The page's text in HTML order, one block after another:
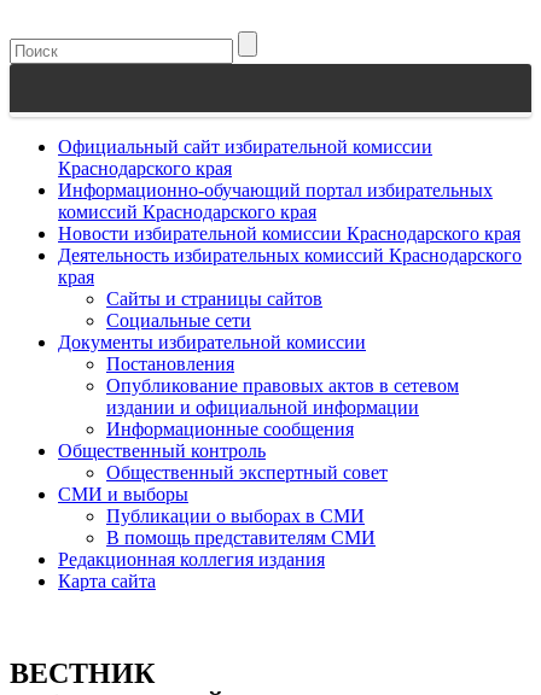
Официальный сайт избирательной комиссии
Краснодарского края
Информационно-обучающий портал избирательных
комиссий Краснодарского края
Новости избирательной комиссии Краснодарского края
Деятельность избирательных комиссий Краснодарского
края
Сайты и страницы сайтов
Социальные сети
Документы избирательной комиссии
Постановления
Опубликование правовых актов в сетевом
издании и официальной информации
Информационные сообщения
Общественный контроль
Общественный экспертный совет
СМИ и выборы
Публикации о выборах в СМИ
В помощь представителям СМИ
Редакционная коллегия издания
Карта сайта
ВЕСТНИК